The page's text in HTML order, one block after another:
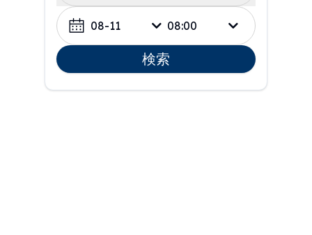
08-11 08:00
検索